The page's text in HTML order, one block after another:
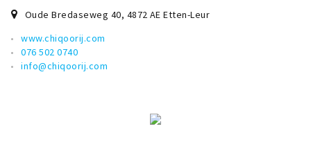
Oude Bredaseweg 40, 4872 AE Etten-Leur
www.chiqoorij.com
076 502 0740
info@chiqoorij.com